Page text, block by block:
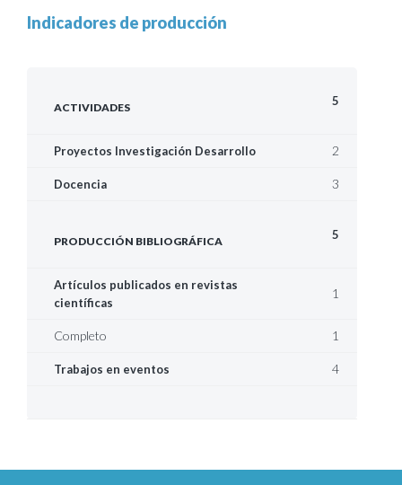
Indicadores de producción
ACTIVIDADES 5
Proyectos Investigación Desarrollo 2
Docencia 3
PRODUCCIÓN BIBLIOGRÁFICA 5
Artículos publicados en revistas
científicas
1
Completo 1
Trabajos en eventos 4